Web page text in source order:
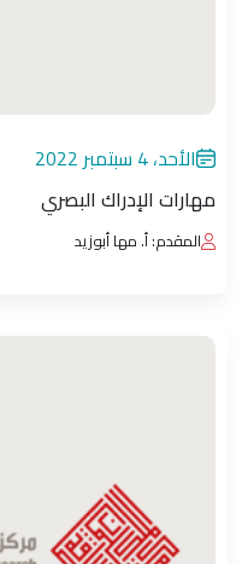
الأحد، 4 سبتمبر 2022
مهارات الإدراك البصري
المقدم: أ. مها أبوزيد